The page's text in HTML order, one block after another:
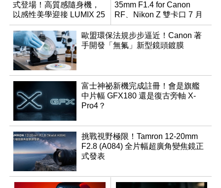
式登場！高質感隨身機，
以感性美學迎接 LUMIX 25
週年
35mm F1.4 for Canon
RF、Nikon Z 雙卡口 7 月
同步登台
歐盟環保法規步步逼近！Canon 著
手開發「無氟」新型鏡頭鍍膜
富士神祕新機完成註冊！會是旗艦
中片幅 GFX180 還是復古旁軸 X-
Pro4？
挑戰視野極限！Tamron 12-20mm
F2.8 (A084) 全片幅超廣角變焦鏡正
式發表